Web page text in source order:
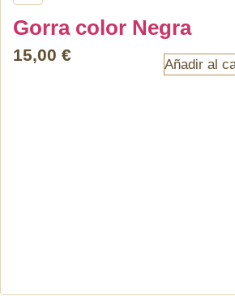
Gorra color Negra
15,00 €
Añadir al